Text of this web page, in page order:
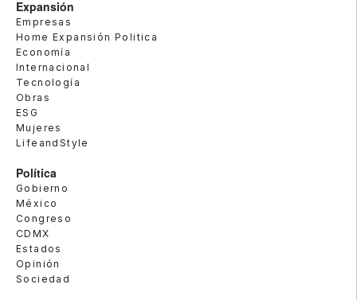
Expansión
Empresas
Home Expansión Politica
Economía
Internacional
Tecnología
Obras
ESG
Mujeres
LifeandStyle
Política
Gobierno
México
Congreso
CDMX
Estados
Opinión
Sociedad